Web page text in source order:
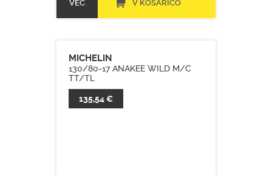
VEČ V KOŠARICO
MICHELIN
130/80-17 ANAKEE WILD M/C
TT/TL
135,54 €